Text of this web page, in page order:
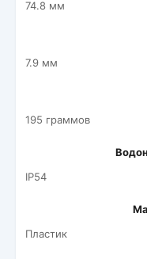
74.8 мм
7.9 мм
195 граммов
IP54
Пластик